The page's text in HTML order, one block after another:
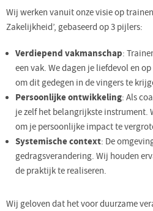
Wij werken vanuit onze visie op
Zakelijkheid’, gebaseerd op 3 pijlers:
Verdiepend vakmanschap:
een vak. We dagen je liefdevol en
om dit gedegen in de vingers te
Persoonlijke ontwikkeling: Als
je zelf het belangrijkste instrument.
om je persoonlijke impact te
Systemische context: De
gedragsverandering. Wij houden
de praktijk te realiseren.
Wij geloven dat het voor duurzame